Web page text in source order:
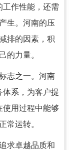
工作性能，还需
生。河南的压
排的因素，积
的力量。
志之一。河南
体系，为客户提
使用过程中能够
常运转。
求卓越品质和